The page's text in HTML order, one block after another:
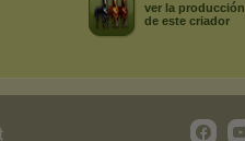
ver la producción
de este criador